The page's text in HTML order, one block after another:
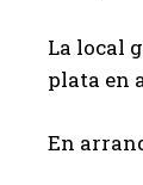
La local
plata en
En